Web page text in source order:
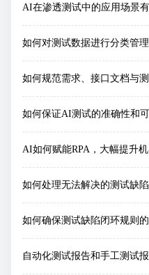
AI在渗透测试中的应用场景
如何对测试数据进行分类管理
如何规范需求、接口文档与
如何保证AI测试的准确性和
AI如何赋能RPA，大幅提升
如何处理无法解决的测试缺陷
如何确保测试缺陷闭环规则